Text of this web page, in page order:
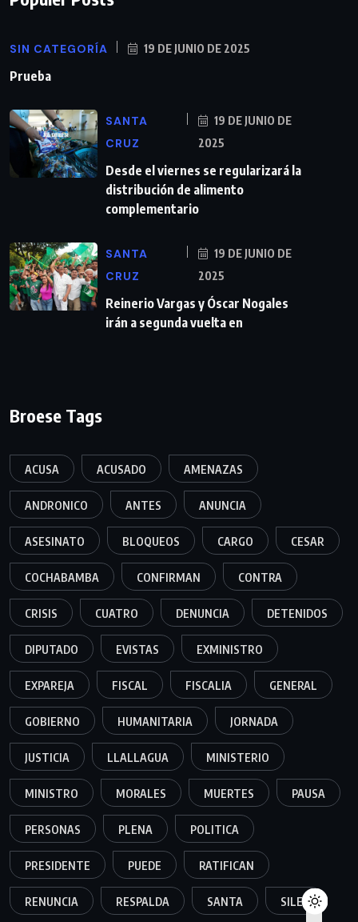
SIN CATEGORÍA 19 DE JUNIO DE 2025
Prueba
SANTA
CRUZ
19 DE JUNIO DE
2025
Desde el viernes se regularizará la
distribución de alimento
complementario
SANTA
CRUZ
19 DE JUNIO DE
2025
Reinerio Vargas y Óscar Nogales
irán a segunda vuelta en
Broese Tags
ACUSA ACUSADO AMENAZAS
ANDRONICO ANTES ANUNCIA
ASESINATO BLOQUEOS CARGO CESAR
COCHABAMBA CONFIRMAN CONTRA
CRISIS CUATRO DENUNCIA DETENIDOS
DIPUTADO EVISTAS EXMINISTRO
EXPAREJA FISCAL FISCALIA GENERAL
GOBIERNO HUMANITARIA JORNADA
JUSTICIA LLALLAGUA MINISTERIO
MINISTRO MORALES MUERTES PAUSA
PERSONAS PLENA POLITICA
PRESIDENTE PUEDE RATIFICAN
RENUNCIA RESPALDA SANTA SILES